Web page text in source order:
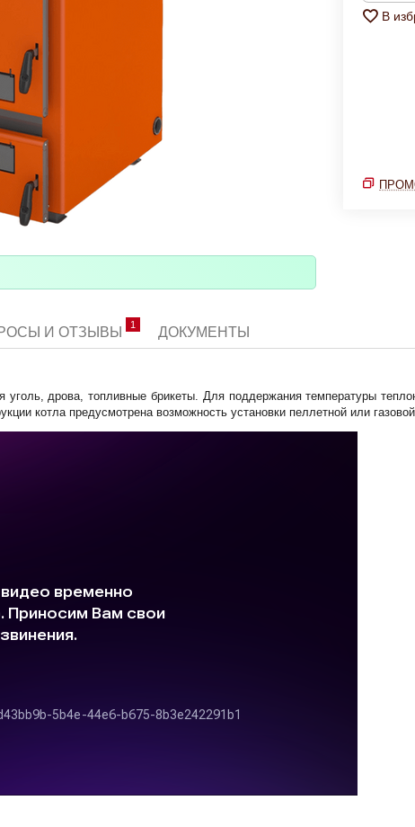
В
И ОТЗЫВЫ 1 ДОКУМЕНТЫ
уголь, дрова, топливные брикеты. Для поддержания температуры
котла предусмотрена возможность установки пеллетной или